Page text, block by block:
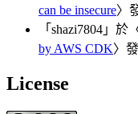
can be insecure〉
「 shazi7804 」於
by AWS CDK〉
License